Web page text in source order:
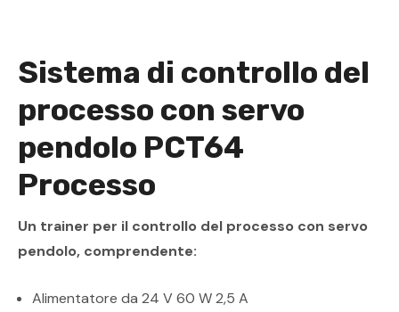
Sistema di controllo del
processo con servo
pendolo PCT64
Processo
Un trainer per il controllo del processo con servo
pendolo, comprendente:
Alimentatore da 24 V 60 W 2,5 A